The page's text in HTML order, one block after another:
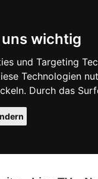
wichtig
und Targeting
Technologien
Durch das